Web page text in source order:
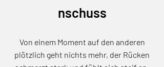
nschuss
Von einem Moment auf den anderen
plötzlich geht nichts mehr, der Rücken